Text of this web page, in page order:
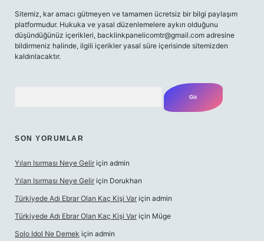
Sitemiz, kar amacı gütmeyen ve tamamen ücretsiz bir bilgi paylaşım
platformudur. Hukuka ve yasal düzenlemelere aykırı olduğunu
düşündüğünüz içerikleri, backlinkpanelicomtr@gmail.com adresine
bildirmeniz halinde, ilgili içerikler yasal süre içerisinde sitemizden
kaldırılacaktır.
SON YORUMLAR
Yılan Isırması Neye Gelir için admin
Yılan Isırması Neye Gelir için Dorukhan
Türkiyede Adı Ebrar Olan Kaç Kişi Var için admin
Türkiyede Adı Ebrar Olan Kaç Kişi Var için Müge
Solo Idol Ne Demek için admin